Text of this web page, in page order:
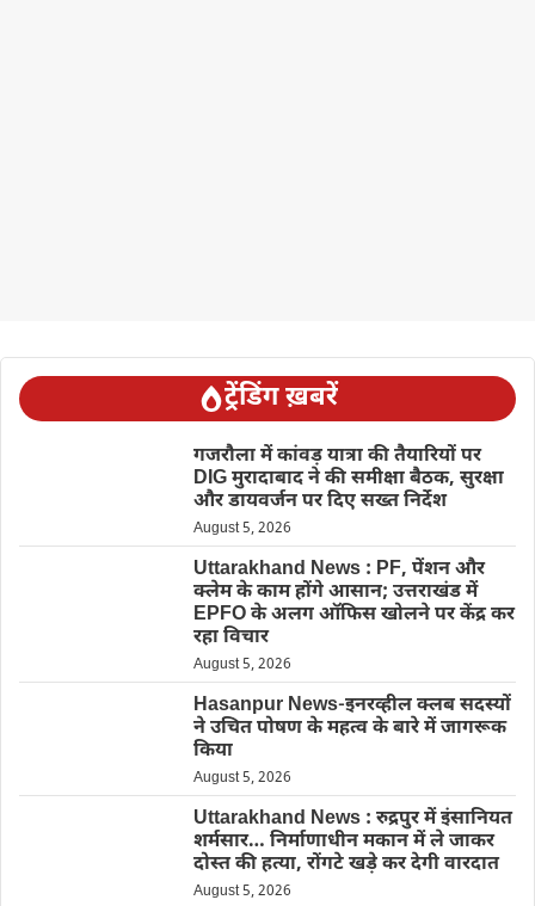
ट्रेंडिंग ख़बरें
गजरौला में कांवड़ यात्रा की तैयारियों पर
DIG मुरादाबाद ने की समीक्षा बैठक, सुरक्षा
और डायवर्जन पर दिए सख्त निर्देश
August 5, 2026
Uttarakhand News : PF, पेंशन और
क्लेम के काम होंगे आसान; उत्तराखंड में
EPFO के अलग ऑफिस खोलने पर केंद्र कर
रहा विचार
August 5, 2026
Hasanpur News-इनरव्हील क्लब सदस्यों
ने उचित पोषण के महत्व के बारे में जागरूक
किया
August 5, 2026
Uttarakhand News : रुद्रपुर में इंसानियत
शर्मसार… निर्माणाधीन मकान में ले जाकर
दोस्त की हत्या, रोंगटे खड़े कर देगी वारदात
August 5, 2026